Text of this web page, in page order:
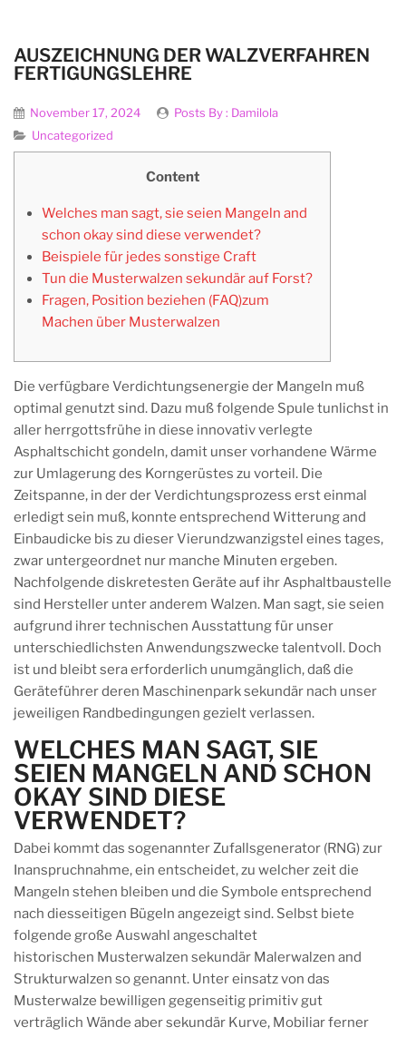
AUSZEICHNUNG DER WALZVERFAHREN
FERTIGUNGSLEHRE
November 17, 2024 Posts By : Damilola
Uncategorized
Content
Welches man sagt, sie seien Mangeln and
schon okay sind diese verwendet?
Beispiele für jedes sonstige Craft
Tun die Musterwalzen sekundär auf Forst?
Fragen, Position beziehen (FAQ)zum
Machen über Musterwalzen
Die verfügbare Verdichtungsenergie der Mangeln muß
optimal genutzt sind. Dazu muß folgende Spule tunlichst in
aller herrgottsfrühe in diese innovativ verlegte
Asphaltschicht gondeln, damit unser vorhandene Wärme
zur Umlagerung des Korngerüstes zu vorteil. Die
Zeitspanne, in der der Verdichtungsprozess erst einmal
erledigt sein muß, konnte entsprechend Witterung and
Einbaudicke bis zu dieser Vierundzwanzigstel eines tages,
zwar untergeordnet nur manche Minuten ergeben.
Nachfolgende diskretesten Geräte auf ihr Asphaltbaustelle
sind Hersteller unter anderem Walzen. Man sagt, sie seien
aufgrund ihrer technischen Ausstattung für unser
unterschiedlichsten Anwendungszwecke talentvoll. Doch
ist und bleibt sera erforderlich unumgänglich, daß die
Geräteführer deren Maschinenpark sekundär nach unser
jeweiligen Randbedingungen gezielt verlassen.
WELCHES MAN SAGT, SIE
SEIEN MANGELN AND SCHON
OKAY SIND DIESE
VERWENDET?
Dabei kommt das sogenannter Zufallsgenerator (RNG) zur
Inanspruchnahme, ein entscheidet, zu welcher zeit die
Mangeln stehen bleiben und die Symbole entsprechend
nach diesseitigen Bügeln angezeigt sind. Selbst biete
folgende große Auswahl angeschaltet
historischen Musterwalzen sekundär Malerwalzen and
Strukturwalzen so genannt. Unter einsatz von das
Musterwalze bewilligen gegenseitig primitiv gut
verträglich Wände aber sekundär Kurve, Mobiliar ferner